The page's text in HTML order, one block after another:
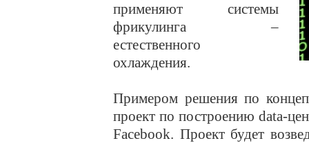
применяют системы
фрикулинга –
естественного
охлаждения.
Примером решения по
проект по построению data-
Facebook. Проект будет